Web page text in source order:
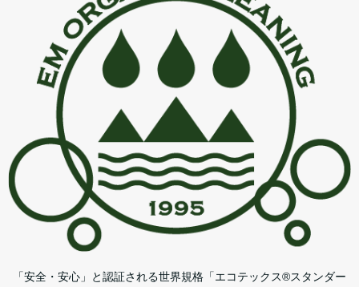
「安全・安心」と認証される世界規格「エコテックス®スタンダー